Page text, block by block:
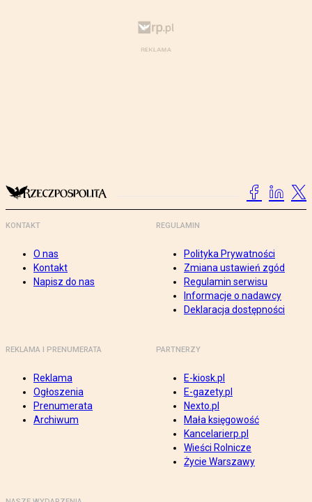
KONTAKT
O nas
Kontakt
Napisz do nas
REGULAMIN
Polityka Prywatności
Zmiana ustawień zgód
Regulamin serwisu
Informacje o nadawcy
Deklaracja dostępności
REKLAMA I PRENUMERATA
Reklama
Ogłoszenia
Prenumerata
Archiwum
PARTNERZY
E-kiosk.pl
E-gazety.pl
Nexto.pl
Mała księgowość
Kancelarierp.pl
Wieści Rolnicze
Życie Warszawy